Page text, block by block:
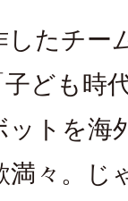
たチー
ども時
トを海
満々。じ